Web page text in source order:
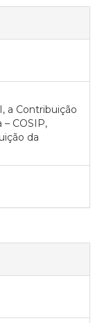
a Contribuição
COSIP,
da